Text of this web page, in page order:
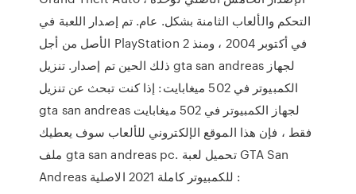
التحكم والألعاب الثامنة بشكل. عام. تم إصدار اللعبة في
الأصل من أجل PlayStation 2 في أكتوبر 2004 ، ومنذ
ذلك الحين تم إصدار. تنزيل gta san andreas لجهاز
الكمبيوتر في 502 ميغابايت: إذا كنت تبحث عن تنزيل
gta san andreas لجهاز الكمبيوتر في 502 ميغابايت
فقط ، فإن هذا الموقع الإلكتروني للألعاب سوف يعطيك
ملف gta san andreas pc. تحميل لعبة GTA San
Andreas للكمبيوتر كاملة 2021 الاصلية :